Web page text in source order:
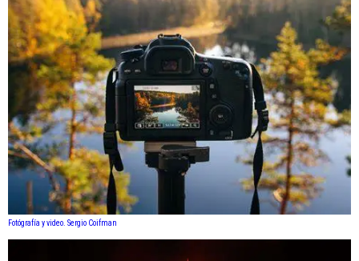
Fotógrafía y video. Sergio Coifman